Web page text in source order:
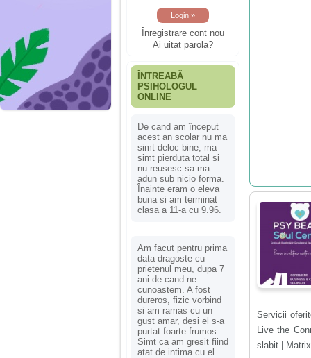
Înregistrare cont nou
Ai uitat parola?
ÎNTREABĂ
PSIHOLOGUL
ONLINE
De cand am început
acest an scolar nu ma
simt deloc bine, ma
simt pierduta total si
nu reusesc sa ma
adun sub nicio forma.
Înainte eram o eleva
buna si am terminat
clasa a 11-a cu 9.96.
Am facut pentru prima
data dragoste cu
prietenul meu, dupa 7
ani de cand ne
cunoastem. A fost
dureros, fizic vorbind
si am ramas cu un
gust amar, desi el s-a
purtat foarte frumos.
Simt ca am gresit fiind
atat de intima cu el.
Servicii
Live the
slabit |